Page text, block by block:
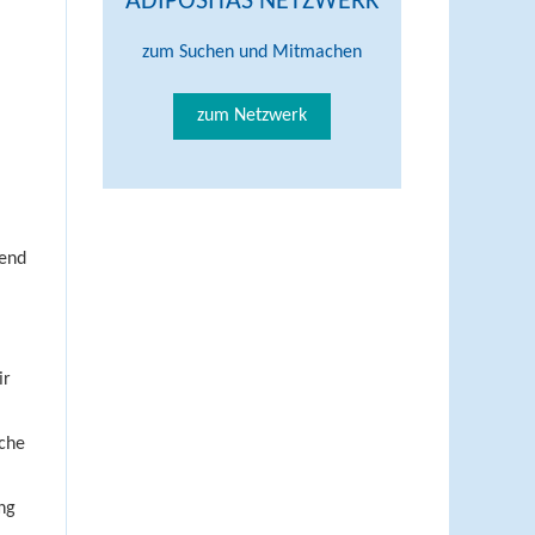
zum Suchen und Mitmachen
zum Netzwerk